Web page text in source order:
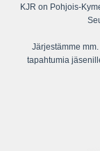
KJR on Pohjois-
Järjestämme
tapahtumia